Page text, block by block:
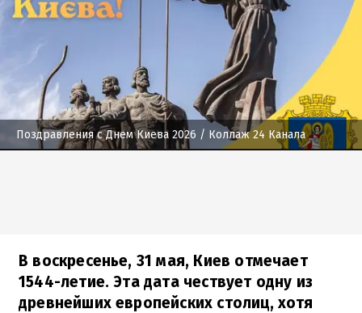
Поздравления с Днем Киева 2026 / Коллаж 24 Канала
В воскресенье, 31 мая, Киев отмечает
1544-летие. Эта дата чествует одну из
древнейших европейских столиц, хотя